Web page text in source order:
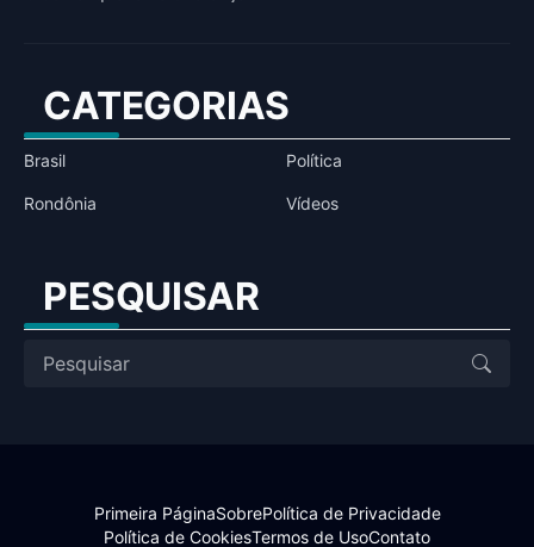
CATEGORIAS
Brasil Política
Rondônia Vídeos
PESQUISAR
Primeira PáginaSobrePolítica de Privacidade
Política de CookiesTermos de UsoContato